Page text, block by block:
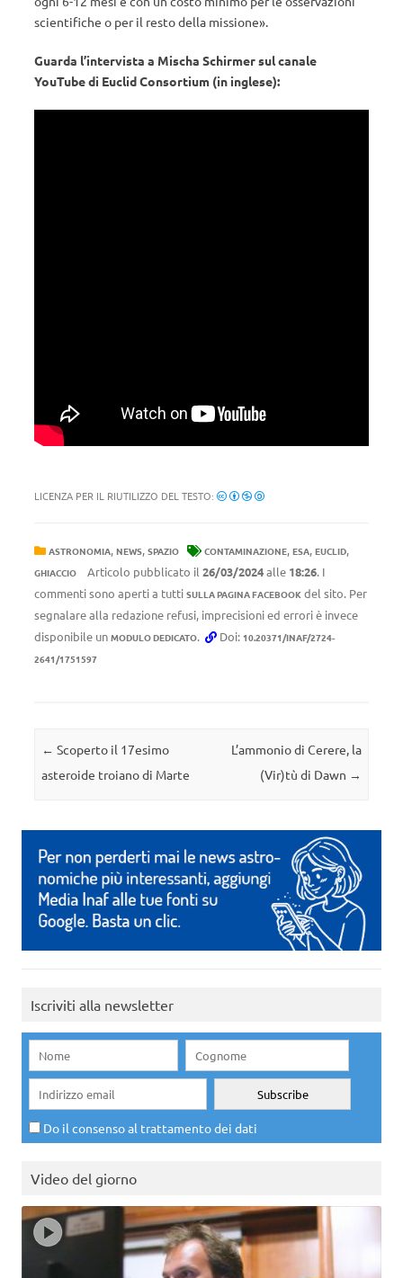
scientifiche o per il resto della missione».
Guarda l’intervista a Mischa Schirmer sul canale
YouTube di Euclid Consortium (in inglese):
LICENZA PER IL RIUTILIZZO DEL TESTO:
ASTRONOMIA, NEWS, SPAZIO CONTAMINAZIONE, ESA, EUCLID,
GHIACCIO Articolo pubblicato il 26/03/2024alle 18:26. I
commenti sono aperti a tutti SULLA PAGINA FACEBOOK del sito. Per
segnalare alla redazione refusi, imprecisioni ed errori è invece
disponibile un MODULO DEDICATO. Doi: 10.20371/INAF/2724-
2641/1751597
Navigazione articolo
← Scoperto il 17esimo
asteroide troiano di Marte
L’ammonio di Cerere, la
(Vir)tù di Dawn →
Iscriviti alla newsletter
Do il consenso al trattamento dei dati
Video del giorno